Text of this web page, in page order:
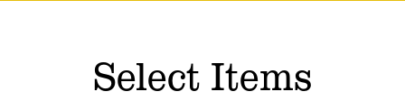
Select Items